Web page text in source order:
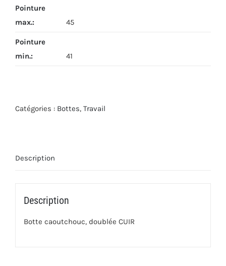
Pointure
max.: 45
Pointure
min.: 41
Catégories : Bottes, Travail
Description
Description
Botte caoutchouc, doublée CUIR